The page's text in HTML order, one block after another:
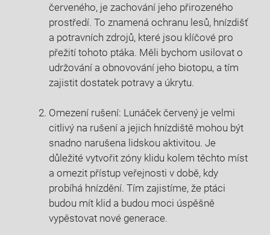
červeného, je zachování jeho přirozeného
prostředí. To znamená ochranu lesů, hnízdišť
a potravních zdrojů, které jsou klíčové pro
přežití tohoto ptáka. Měli bychom usilovat o
udržování a obnovování jeho biotopu, a tím
zajistit dostatek potravy a úkrytu.
Omezení rušení: Lunáček červený je velmi
citlivý na rušení a jejich hnízdiště mohou být
snadno narušena lidskou aktivitou. Je
důležité vytvořit zóny klidu kolem těchto míst
a omezit přístup veřejnosti v době, kdy
probíhá hnízdění. Tím zajistíme, že ptáci
budou mít klid a budou moci úspěšně
vypěstovat nové generace.